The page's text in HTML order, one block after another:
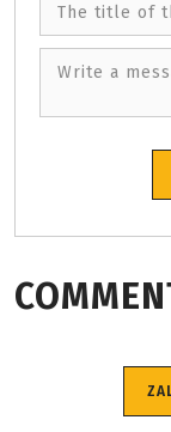
The title of
Write a